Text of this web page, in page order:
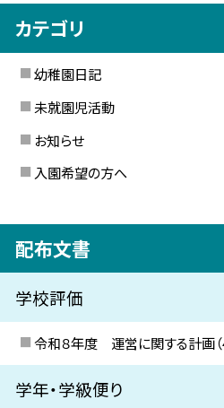
カテゴリ
幼稚園日記
未就園児活動
お知らせ
入園希望の方へ
配布文書
学校評価
令和８年度 運営に関する計画（
学年・学級便り